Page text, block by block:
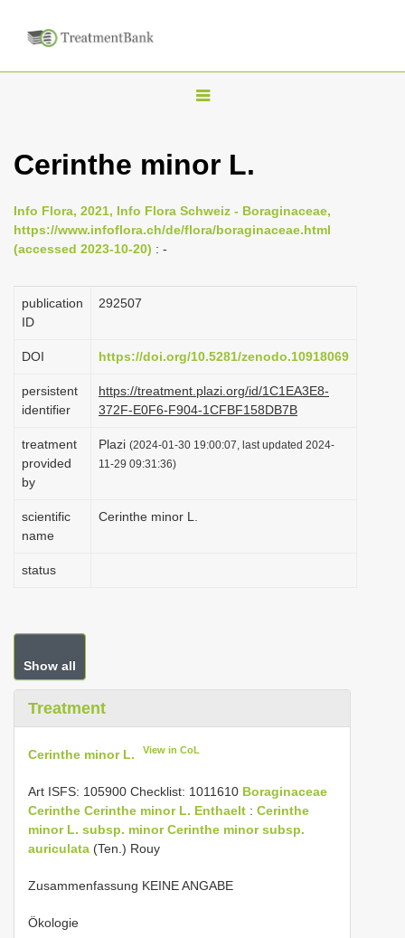
T
g
g
t
o
Cerinthe minor L.
Info Flora, 2021, Info Flora Schweiz - Boraginaceae,
https://www.infoflora.ch/de/flora/boraginaceae.html
(accessed 2023-10-20) : -
publication
ID
292507
DOI https://doi.org/10.5281/zenodo.10918069
persistent
identifier
https://treatment.plazi.org/id/1C1EA3E8-
372F-E0F6-F904-1CFBF158DB7B
treatment
provided
by
Plazi (2024-01-30 19:00:07, last updated 2024-
11-29 09:31:36)
scientific
name
Cerinthe minor L.
status
Show all
Treatment
Cerinthe minor L. View in CoL
Art ISFS: 105900 Checklist: 1011610 Boraginaceae
Cerinthe Cerinthe minor L. Enthaelt : Cerinthe
minor L. subsp. minor Cerinthe minor subsp.
auriculata (Ten.) Rouy
Zusammenfassung KEINE ANGABE
Ökologie